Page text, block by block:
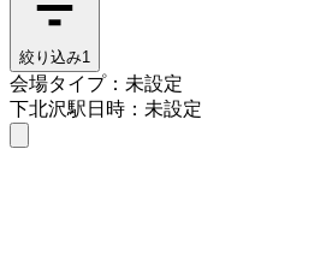
絞り込み1
会場タイプ：未設定
下北沢駅日時：未設定